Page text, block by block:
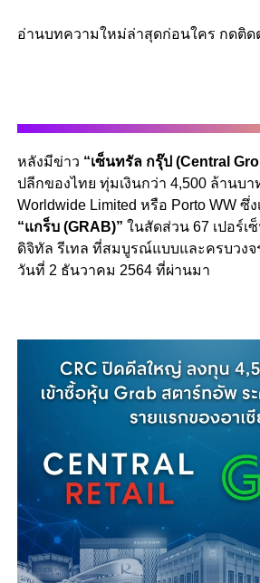
อ่านบทความใหม่ล่าสุดก่อนใคร กดติดต
หลังมีข่าว “เซ็นทรัล กรุ๊ป (Central
ปลีกของไทย ทุ่มเงินกว่า 4,500 ล้านบา
Worldwide Limited หรือ Porto WW ซึ่
“แกร็บ (GRAB)” ในสัดส่วน 67 เปอร์เ
ดิจิทัล รีเทล ที่สมบูรณ์แบบและครบวงจ
วันที่ 2 ธันวาคม 2564 ที่ผ่านมา